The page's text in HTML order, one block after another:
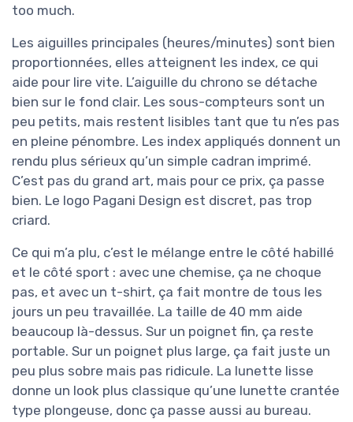
too much.
Les aiguilles principales (heures/minutes) sont bien
proportionnées, elles atteignent les index, ce qui
aide pour lire vite. L’aiguille du chrono se détache
bien sur le fond clair. Les sous-compteurs sont un
peu petits, mais restent lisibles tant que tu n’es pas
en pleine pénombre. Les index appliqués donnent un
rendu plus sérieux qu’un simple cadran imprimé.
C’est pas du grand art, mais pour ce prix, ça passe
bien. Le logo Pagani Design est discret, pas trop
criard.
Ce qui m’a plu, c’est le mélange entre le côté habillé
et le côté sport : avec une chemise, ça ne choque
pas, et avec un t-shirt, ça fait montre de tous les
jours un peu travaillée. La taille de 40 mm aide
beaucoup là-dessus. Sur un poignet fin, ça reste
portable. Sur un poignet plus large, ça fait juste un
peu plus sobre mais pas ridicule. La lunette lisse
donne un look plus classique qu’une lunette crantée
type plongeuse, donc ça passe aussi au bureau.